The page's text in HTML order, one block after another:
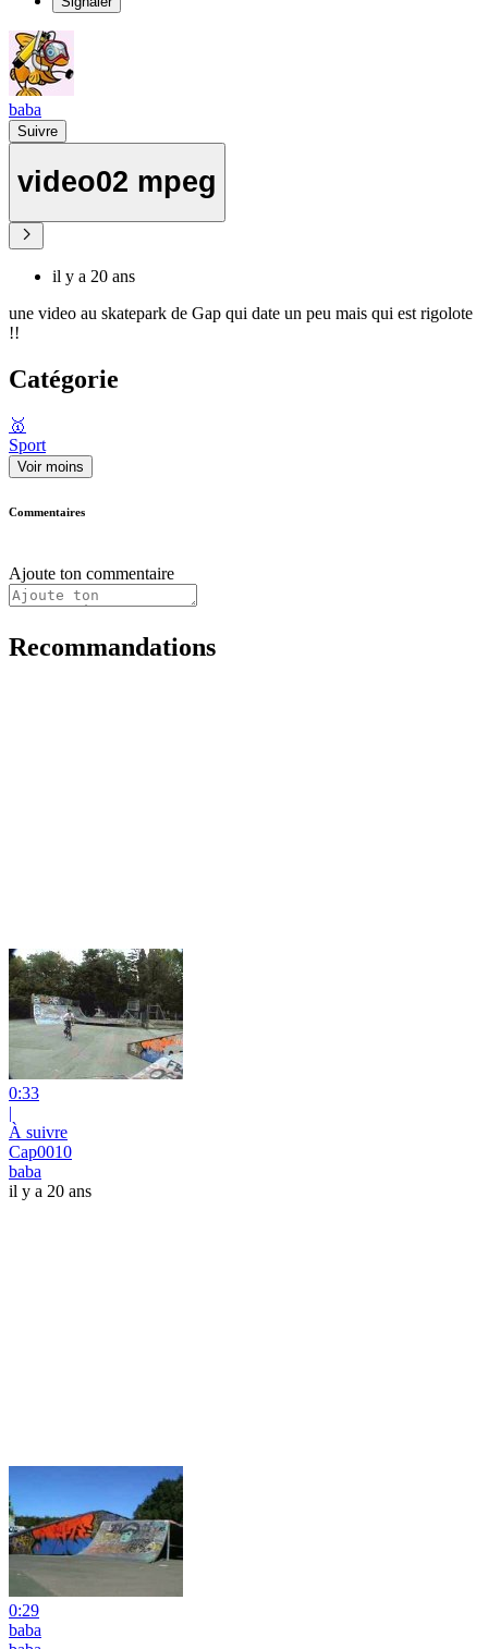
baba
Suivre
video02 mpeg
il y a 20 ans
une video au skatepark de Gap qui date un peu mais qui est rigolote
!!
Catégorie
🥇
Sport
Voir moins
Commentaires
Ajoute ton commentaire
Recommandations
0:33
|
À suivre
Cap0010
baba
il y a 20 ans
0:29
baba